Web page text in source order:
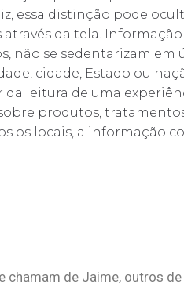
essa distinção pode
da tela.
não se sedentarizam em
cidade, Estado ou
leitura de uma
produtos,
os locais, a informação
chamam de Jaime, outros